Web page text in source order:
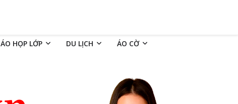
ÁO HỌP LỚP DU LỊCH ÁO CỜ